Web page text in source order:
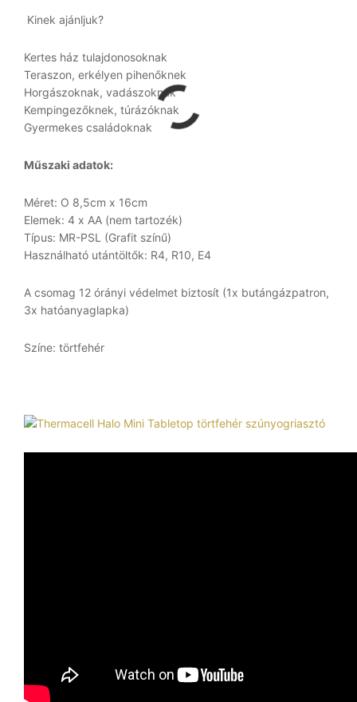
Kinek ajánljuk?
Kertes ház tulajdonosoknak
Teraszon, erkélyen pihenőknek
Horgászoknak, vadászoknak
Kempingezőknek, túrázóknak
Gyermekes családoknak
Műszaki adatok:
Méret: O 8,5cm x 16cm
Elemek: 4 x AA (nem tartozék)
Típus: MR-PSL (Grafit színű)
Használható utántöltők: R4, R10, E4
A csomag 12 órányi védelmet biztosít (1x butángázpatron,
3x hatóanyaglapka)
Színe: törtfehér